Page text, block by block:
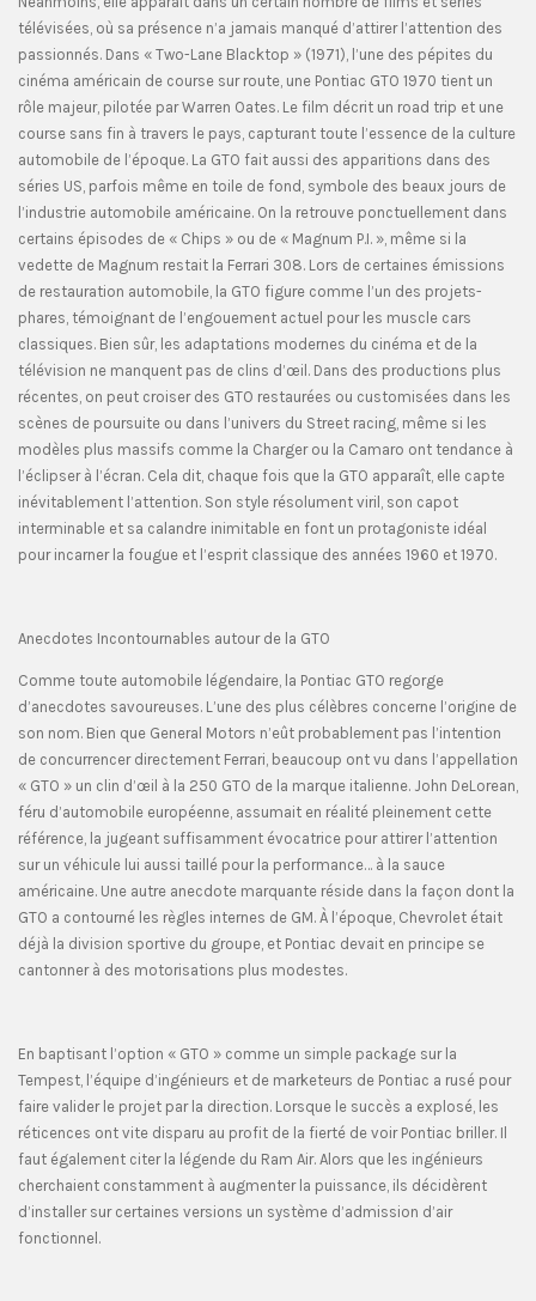
télévisées, où sa présence n’a jamais manqué d’attirer l’attention des
passionnés. Dans « Two-Lane Blacktop » (1971), l’une des pépites du
cinéma américain de course sur route, une Pontiac GTO 1970 tient un
rôle majeur, pilotée par Warren Oates. Le film décrit un road trip et une
course sans fin à travers le pays, capturant toute l’essence de la culture
automobile de l’époque. La GTO fait aussi des apparitions dans des
séries US, parfois même en toile de fond, symbole des beaux jours de
l’industrie automobile américaine. On la retrouve ponctuellement dans
certains épisodes de « Chips » ou de « Magnum P.I. », même si la
vedette de Magnum restait la Ferrari 308. Lors de certaines émissions
de restauration automobile, la GTO figure comme l’un des projets-
phares, témoignant de l’engouement actuel pour les muscle cars
classiques. Bien sûr, les adaptations modernes du cinéma et de la
télévision ne manquent pas de clins d’œil. Dans des productions plus
récentes, on peut croiser des GTO restaurées ou customisées dans les
scènes de poursuite ou dans l’univers du Street racing, même si les
modèles plus massifs comme la Charger ou la Camaro ont tendance à
l’éclipser à l’écran. Cela dit, chaque fois que la GTO apparaît, elle capte
inévitablement l’attention. Son style résolument viril, son capot
interminable et sa calandre inimitable en font un protagoniste idéal
pour incarner la fougue et l’esprit classique des années 1960 et 1970.
Anecdotes Incontournables autour de la GTO
Comme toute automobile légendaire, la Pontiac GTO regorge
d’anecdotes savoureuses. L’une des plus célèbres concerne l’origine de
son nom. Bien que General Motors n’eût probablement pas l’intention
de concurrencer directement Ferrari, beaucoup ont vu dans l’appellation
« GTO » un clin d’œil à la 250 GTO de la marque italienne. John DeLorean,
féru d’automobile européenne, assumait en réalité pleinement cette
référence, la jugeant suffisamment évocatrice pour attirer l’attention
sur un véhicule lui aussi taillé pour la performance… à la sauce
américaine. Une autre anecdote marquante réside dans la façon dont la
GTO a contourné les règles internes de GM. À l’époque, Chevrolet était
déjà la division sportive du groupe, et Pontiac devait en principe se
cantonner à des motorisations plus modestes.
En baptisant l’option « GTO » comme un simple package sur la
Tempest, l’équipe d’ingénieurs et de marketeurs de Pontiac a rusé pour
faire valider le projet par la direction. Lorsque le succès a explosé, les
réticences ont vite disparu au profit de la fierté de voir Pontiac briller. Il
faut également citer la légende du Ram Air. Alors que les ingénieurs
cherchaient constamment à augmenter la puissance, ils décidèrent
d’installer sur certaines versions un système d’admission d’air
fonctionnel.